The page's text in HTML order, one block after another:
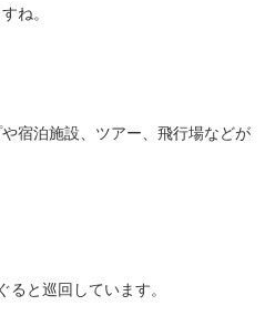
ね。
宿泊施設、ツアー、飛行場などが
ると巡回しています。